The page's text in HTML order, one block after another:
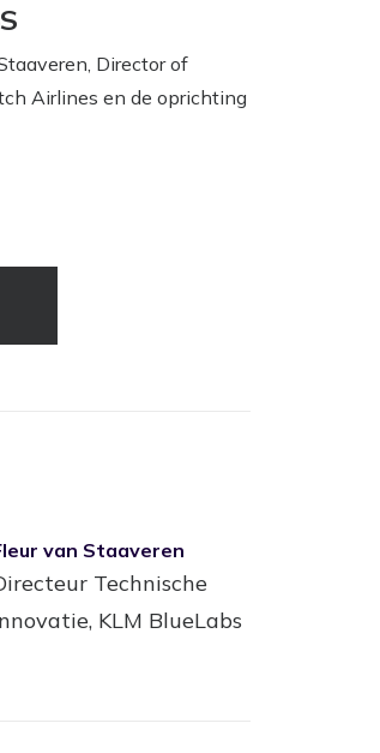
Director of
Airlines en de oprichting
van Staaveren
Technische
KLM BlueLabs